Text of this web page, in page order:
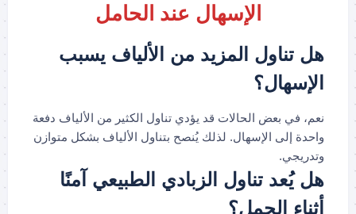
الإسهال عند الحامل
هل تناول المزيد من الألياف يسبب
الإسهال؟
نعم، في بعض الحالات قد يؤدي تناول الكثير من الألياف دفعة
واحدة إلى الإسهال. لذلك يُنصح بتناول الألياف بشكل متوازن
وتدريجي.
هل يُعد تناول الزبادي الطبيعي آمنًا
أثناء الحمل؟